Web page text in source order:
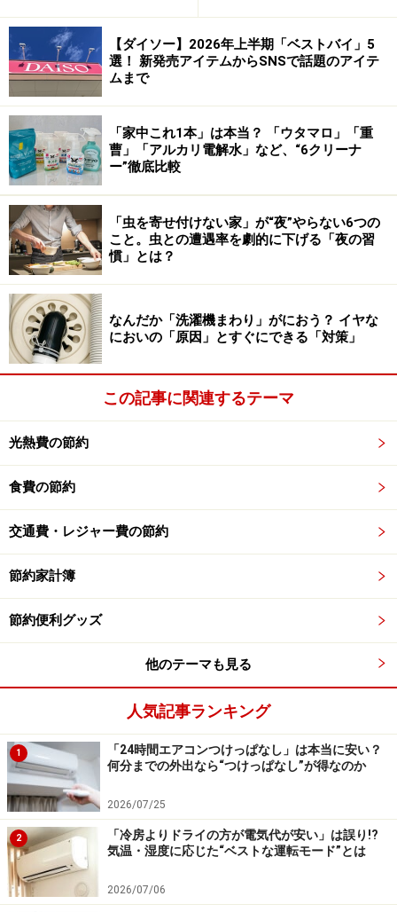
5.8インチのスマホが余裕で入る
5.8インチのスマートフォンもすっぽり入り、マチがある
のでスマートフォン以外にも、お札やカードなど入れら
れそうです。
・NaRaYaモバイルバッグ／サイズ：
10.5cm×1.5cm×17.5cm／800円（税別）
持ち運びも安心！ NaRaYaの「コスメポー
チ（ミラー付）Lサイズ」
ダイソーで買えるNaRaYa（ナラヤ）のコスメポーチ
外出時に持ち歩くメイク道具を入れるのにちょうどいい
サイズのコスメポーチ。型がしっかりしているので、使
っているうちによれよれになってくることも避けられそ
うです。
ふたを開けるとミラーがついていて、せまい場所でのメ
イク直しにも便利です。しっかりしたミラーなので、歪
・コスメポーチ（ミラー付）Lサイズ／サイズ：
17.7cm×7cm×12cm／800円（税別）
多用途に使える！ NaRaYaの「バニティポ
ーチ Mサイズ」
ダイソーで買えるNaRaYa（ナラヤ）のバニティポーチ
【ダイソー】2026年上半期「ベストバイ」5
選！ 新発売アイテムからSNSで話題のアイテ
ムまで
「家中これ1本」は本当？ 「ウタマロ」「重
曹」「アルカリ電解水」など、“6クリーナ
ー”徹底比較
「虫を寄せ付けない家」が“夜”やらない6つの
こと。虫との遭遇率を劇的に下げる「夜の習
慣」とは？
なんだか「洗濯機まわり」がにおう？ イヤな
においの「原因」とすぐにできる「対策」
この記事に関連するテーマ
光熱費の節約
食費の節約
交通費・レジャー費の節約
節約家計簿
節約便利グッズ
他のテーマも見る
人気記事ランキング
1
「24時間エアコンつけっぱなし」は本当に安い？
何分までの外出なら“つけっぱなし”が得なのか
2026/07/25
2
「冷房よりドライの方が電気代が安い」は誤り!?
気温・湿度に応じた“ベストな運転モード”とは
2026/07/06